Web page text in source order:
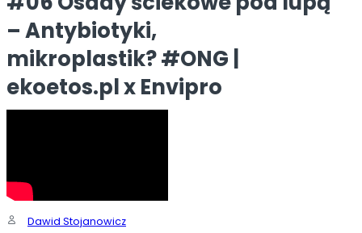
– Antybiotyki,
mikroplastik? #ONG |
ekoetos.pl x Envipro
Dawid Stojanowicz